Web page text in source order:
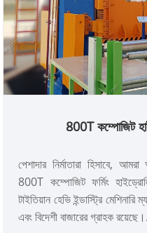
800T কম্পোজিট
পেশাদার নির্মাতারা হিসাবে,
800T কম্পোজিট ফর্মিং
টাইতিয়ান হেভি ইন্ডাস্ট্রি মেশিনারি
এবং বিদেশী বাজারের গ্রাহক রয়েছে।